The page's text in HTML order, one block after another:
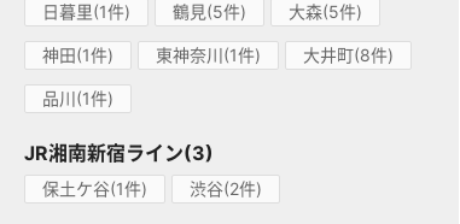
日暮里(1件) 鶴見(5件) 大森(5件)
神田(1件) 東神奈川(1件) 大井町(8件)
品川(1件)
JR湘南新宿ライン(3)
保土ケ谷(1件) 渋谷(2件)